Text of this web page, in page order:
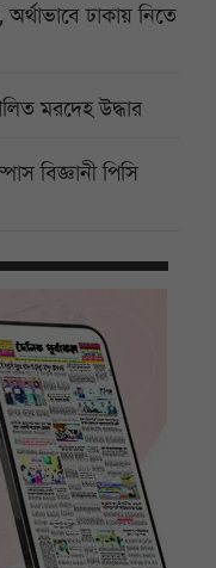
ঢাকায় নিতে
মরদেহ উদ্ধার
বিজ্ঞানী পিসি